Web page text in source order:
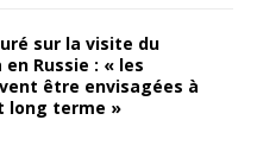
sur la visite du
Russie : « les
être envisagées à
long terme »